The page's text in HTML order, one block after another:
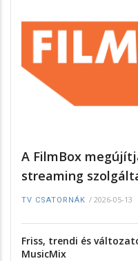
A FilmBox
streaming
TV CSATORNÁK / 2026-05-13
Friss, trendi és
MusicMix